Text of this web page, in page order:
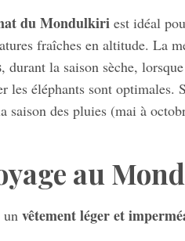
du Mondulkiri est idéal
fraîches en altitude. La
, durant la saison sèche,
les éléphants sont optimales.
des pluies (mai à
au
un vêtement léger et